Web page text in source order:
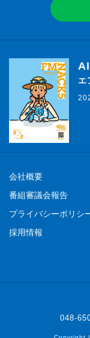
エ
会社概要
番組審議会報告
プライバシーポリシ
採用情報
048-